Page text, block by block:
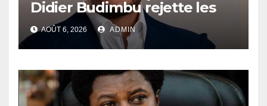
Didier Budimbu rejette les
accusations et appelle à
laisser la justice établir la
vérité
AOÛT 6, 2026 ADMIN